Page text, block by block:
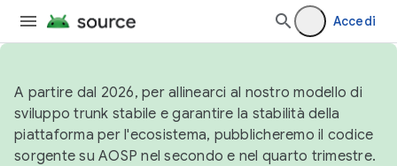
Accedi
A partire dal 2026, per allinearci al nostro modello di
sviluppo trunk stabile e garantire la stabilità della
piattaforma per l'ecosistema, pubblicheremo il codice
sorgente su AOSP nel secondo e nel quarto trimestre.